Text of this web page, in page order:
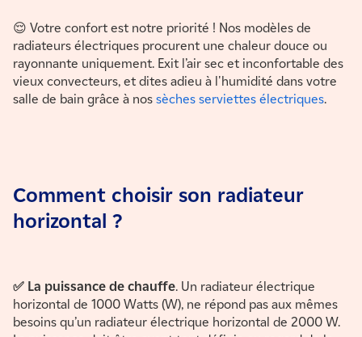
😌 Votre confort est notre priorité ! Nos modèles de
radiateurs électriques procurent une chaleur douce ou
rayonnante uniquement. Exit l’air sec et inconfortable des
vieux convecteurs, et dites adieu à l'humidité dans votre
salle de bain grâce à nos sèches serviettes électriques.
Comment choisir son radiateur
horizontal ?
✅ La puissance de chauffe. Un radiateur électrique
horizontal de 1000 Watts (W), ne répond pas aux mêmes
besoins qu’un radiateur électrique horizontal de 2000 W.